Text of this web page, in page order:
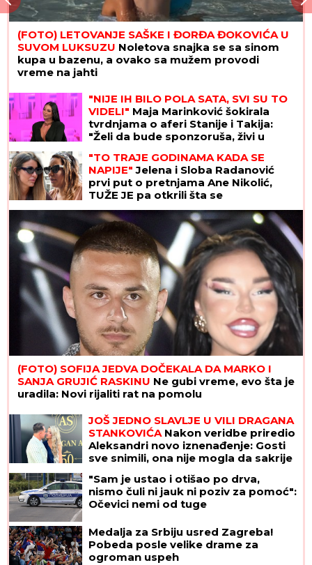
(FOTO) LETOVANJE SAŠKE I ĐORĐA ĐOKOVIĆA U
SUVOM LUKSUZU Noletova snajka se sa sinom
kupa u bazenu, a ovako sa mužem provodi
vreme na jahti
"NIJE IH BILO POLA SATA, SVI SU TO
VIDELI" Maja Marinković šokirala
tvrdnjama o aferi Stanije i Takija:
"Želi da bude sponzoruša, živi u
"TO TRAJE GODINAMA KADA SE
NAPIJE" Jelena i Sloba Radanović
prvi put o pretnjama Ane Nikolić,
TUŽE JE pa otkrili šta se
desilo:"Spominje mi bolesno dete"
(VIDEO)
(FOTO) SOFIJA JEDVA DOČEKALA DA MARKO I
SANJA GRUJIĆ RASKINU Ne gubi vreme, evo šta je
uradila: Novi rijaliti rat na pomolu
JOŠ JEDNO SLAVLJE U VILI DRAGANA
STANKOVIĆANakon veridbe priredio
Aleksandri novo iznenađenje: Gosti
sve snimili, ona nije mogla da sakrije
"Sam je ustao i otišao po drva,
nismo čuli ni jauk ni poziv za pomoć":
Očevici nemi od tuge
Medalja za Srbiju usred Zagreba!
Pobeda posle velike drame za
ogroman uspeh